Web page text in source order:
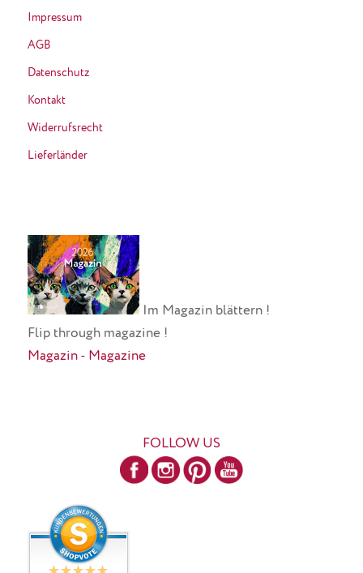
Impressum
AGB
Datenschutz
Kontakt
Widerrufsrecht
Lieferländer
Im Magazin blättern !
Flip through magazine !
Magazin - Magazine
FOLLOW US